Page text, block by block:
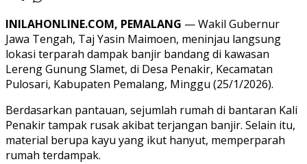
INILAHONLINE.COM, PEMALANG — Wakil Gubernur
Jawa Tengah, Taj Yasin Maimoen, meninjau langsung
lokasi terparah dampak banjir bandang di kawasan
Lereng Gunung Slamet, di Desa Penakir, Kecamatan
Pulosari, Kabupaten Pemalang, Minggu (25/1/2026).
Berdasarkan pantauan, sejumlah rumah di bantaran Kali
Penakir tampak rusak akibat terjangan banjir. Selain itu,
material berupa kayu yang ikut hanyut, memperparah
rumah terdampak.